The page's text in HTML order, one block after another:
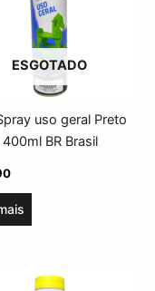
ESGOTADO
uso geral Preto
BR Brasil